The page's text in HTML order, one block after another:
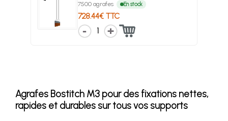
7500 agrafes En stock
728.44€ TTC
1
Agrafes Bostitch M3 pour des fixations nettes,
rapides et durables sur tous vos supports